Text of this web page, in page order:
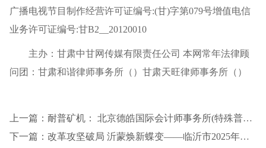
广播电视节目制作经营许可证编号:(甘)字第079号增值电信
业务许可证编号:甘B2__20120010
主办：甘肃中甘网传媒有限责任公司 本网常年法律顾
问团：甘肃和谐律师事务所（）甘肃天旺律师事务所（）
上一篇：耐普矿机： 北京德皓国际会计师事务所(特殊普通合伙)关于对江西耐普矿机股份有限公司申请向不特定对象发行可转换公司债券的第二轮审核问询函中有关财务事项的说明
下一篇：改革攻坚破局 沂蒙焕新蝶变——临沂市2025年全面深化改革工作综述